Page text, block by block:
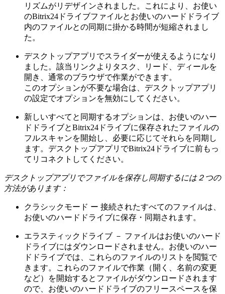
リズムがリデザインされました。これにより、お使い
のBitrix24ドライブファイルとお使いのハードドライブ
内のファイルとの同期に掛かる時間が短縮されまし
た。
デスクトップアプリでスライダーが使えるようになり
ました。該当リンクよりタスク、リード、ディールを
開き、通常のブラウザで作業ができます。
このオプションが不要な場合は、デスクトップアプリ
の設定でオプションを無効にしてください。
新しいすべてと同期するオプションは、お使いのハー
ドドライブとBitrix24ドライブに保存されたファイルの
フルスキャンを開始し、必要に応じてそれらを同期し
ます。デスクトップアプリでBitrix24ドライブに前もっ
てリコネクトしてください。
デスクトップアプリでファイルを保存し同期するには２つの
方法があります：
クラシックモード ー 接続されたすべてのファイルは、
お使いのハードドライブに保存・同期されます。
エラスティックドライブ － ファイルはお使いのハード
ドライブにはダウンロードされません。お使いのハー
ドドライブでは、これらのファイルのリストを閲覧で
きます。これらのファイルで作業（開く、名前の変更
など）を開始するとファイルがダウンロードされます
ので、お使いのハードドライブのフリースペースを保